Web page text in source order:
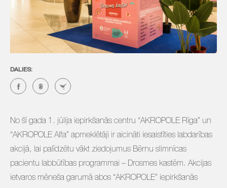
DALIES:
No šī gada 1. jūlija iepirkšanās centru “AKROPOLE Rīga” un
“AKROPOLE Alfa” apmeklētāji ir aicināti iesaistīties labdarības
akcijā, lai palīdzētu vākt ziedojumus Bērnu slimnīcas
pacientu labbūtības programmai – Drosmes kastēm. Akcijas
ietvaros mēneša garumā abos “AKROPOLE” iepirkšanās